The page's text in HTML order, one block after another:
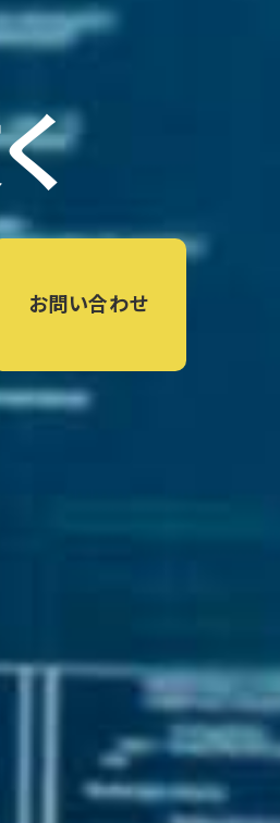
お問い合わせ